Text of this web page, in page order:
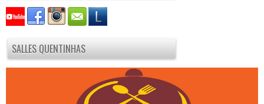
SALLES QUENTINHAS